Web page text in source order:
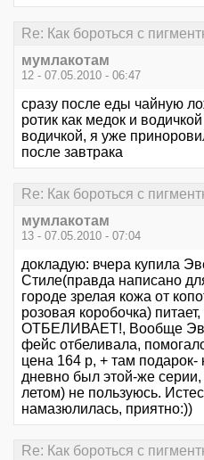
Re: Как бороться с
мумлакотам
12 - 07.05.2010 - 06:47
сразу после еды чайную
ротик как медок и
водичкой, я уже
после завтрака
Re: Как бороться с
мумлакотам
13 - 07.05.2010 - 07:04
докладую: вчера купила
Стиле(правда написано
городе зрелая кожа от
розовая коробочка)
ОТБЕЛИВАЕТ!, Вообще
фейс отбеливала,
цена 164 р, + там подарок-
дневно был этой-же
летом) не пользуюсь.
намазюлилась, приятно:))
Re: Как бороться с